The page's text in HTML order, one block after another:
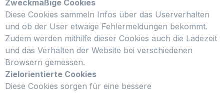
Zweckmäßige Cookies
Diese Cookies sammeln Infos über das Userverhalten
und ob der User etwaige Fehlermeldungen bekommt.
Zudem werden mithilfe dieser Cookies auch die Ladezeit
und das Verhalten der Website bei verschiedenen
Browsern gemessen.
Zielorientierte Cookies
Diese Cookies sorgen für eine bessere